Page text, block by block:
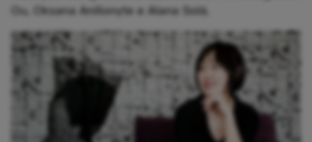
Ou, Oksana Anilionyte e Alana Solá.